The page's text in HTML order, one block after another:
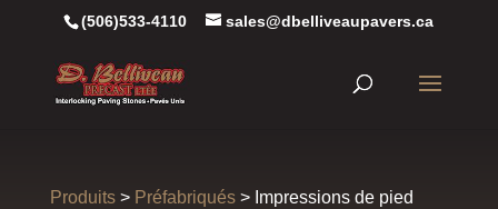
(506)533-4110 sales@dbelliveaupavers.ca
Produits> Préfabriqués> Impressions de pied